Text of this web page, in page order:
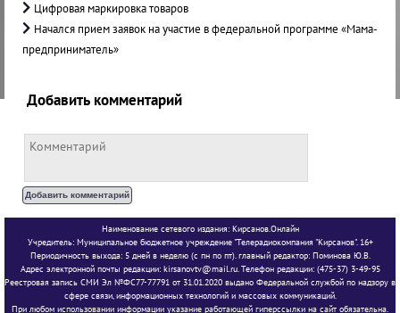
Цифровая маркировка товаров
Начался прием заявок на участие в федеральной программе «Мама-
предприниматель»
Добавить комментарий
Наименование сетевого издания: Кирсанов.Онлайн
Учредитель: Муниципальное бюджетное учреждение "Телерадиокомпания "Кирсанов". 16+
Периодичность выхода: 5 дней в неделю (с пн по пт). главный редактор: Поминова Ю.В.
Адрес электронной почты редакции: kirsanovtv@mail.ru. Телефон редакции: (475-37) 3-49-95
Реестровая запись СМИ Эл №ФС77-77791 от 31.01.2020 выдано Федеральной службой по надзору в
сфере связи, информационных технологий и массовых коммуникаций.
При любом использовании информации указание работающей гиперссылки на сайт обязательна.